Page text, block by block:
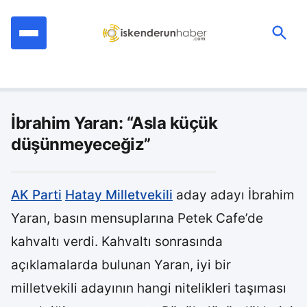
İbrahim Yaran: “Asla küçük
düşünmeyeceğiz”
AK Parti Hatay Milletvekili aday adayı İbrahim
Yaran, basın mensuplarına Petek Cafe’de
kahvaltı verdi. Kahvaltı sonrasında
açıklamalarda bulunan Yaran, iyi bir
milletvekili adayının hangi nitelikleri taşıması